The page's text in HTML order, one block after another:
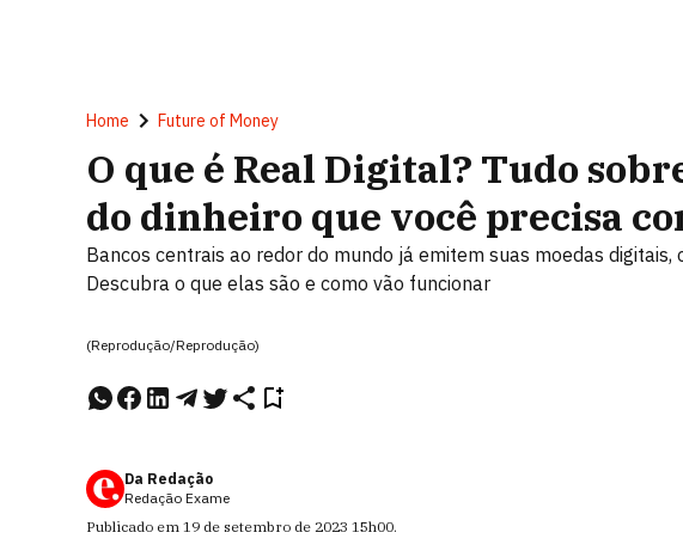
Home Future of Money
O que é Real Digital? Tudo
do dinheiro que você precisa
Bancos centrais ao redor do mundo já emitem suas moedas digitais,
Descubra o que elas são e como vão funcionar
(Reprodução/Reprodução)
Da Redação
Redação Exame
Publicado em 19 de setembro de 2023 15h00.